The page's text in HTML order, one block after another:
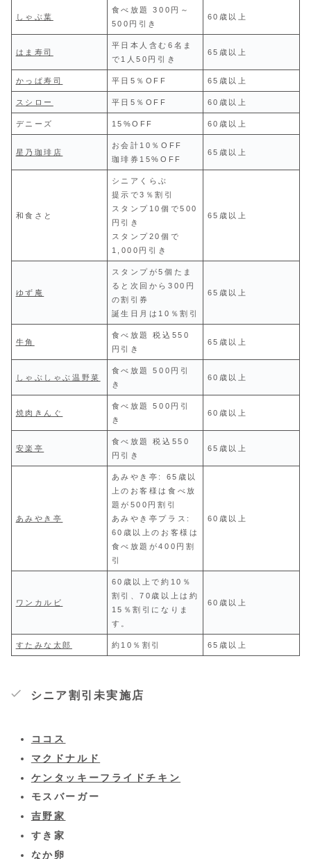
しゃぶ葉
食べ放題 300円～
500円引き
60歳以上
はま寿司
平日本人含む6名ま
で1人50円引き
65歳以上
かっぱ寿司 平日5％OFF 65歳以上
スシロー 平日5％OFF 60歳以上
デニーズ 15%OFF 60歳以上
星乃珈琲店
お会計10％OFF
珈琲券15%OFF
65歳以上
和食さと
シニアくらぶ
提示で3％割引
スタンプ10個で500
円引き
スタンプ20個で
1,000円引き
65歳以上
ゆず庵
スタンプが5個たま
ると次回から300円
の割引券
誕生日月は10％割引
65歳以上
牛角
食べ放題 税込550
円引き
65歳以上
しゃぶしゃぶ温野菜
食べ放題 500円引
き
60歳以上
焼肉きんぐ
食べ放題 500円引
き
60歳以上
安楽亭
食べ放題 税込550
円引き
65歳以上
あみやき亭
あみやき亭: 65歳以
上のお客様は食べ放
題が500円割引
あみやき亭プラス:
60歳以上のお客様は
食べ放題が400円割
引
60歳以上
ワンカルビ
60歳以上で約10％
割引、70歳以上は約
15％割引になりま
す。
60歳以上
すたみな太郎 約10％割引 65歳以上
シニア割引未実施店
ココス
マクドナルド
ケンタッキーフライドチキン
モスバーガー
吉野家
すき家
なか卵